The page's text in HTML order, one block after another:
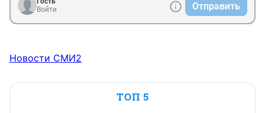
Войти
Отправить
Новости СМИ2
ТОП 5